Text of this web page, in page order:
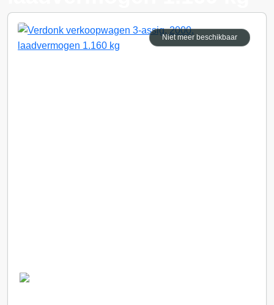
Niet meer beschikbaar